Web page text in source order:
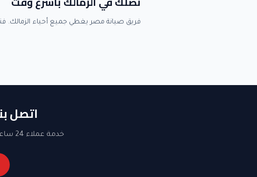
فريق صيانة مصر يغطي جميع أحياء
اتصل
خدمة عملاء 24 ساعة. نصلك في القاهرة والجيزة. ضمان شامل على جميع الإصلاحات.